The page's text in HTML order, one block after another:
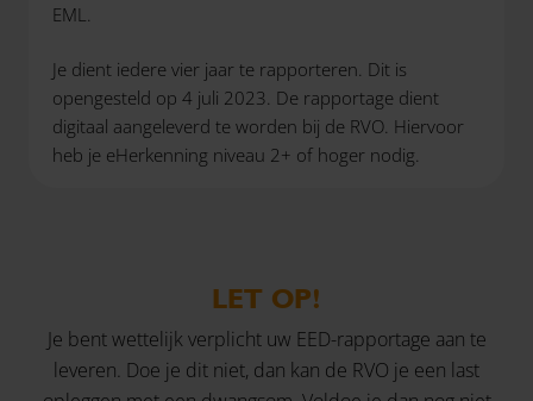
EML.
Je dient iedere vier jaar te rapporteren. Dit is
opengesteld op 4 juli 2023. De rapportage dient
digitaal aangeleverd te worden bij de RVO. Hiervoor
heb je eHerkenning niveau 2+ of hoger nodig.
LET OP!
Je bent wettelijk verplicht uw EED-rapportage aan te
leveren. Doe je dit niet, dan kan de RVO je een last